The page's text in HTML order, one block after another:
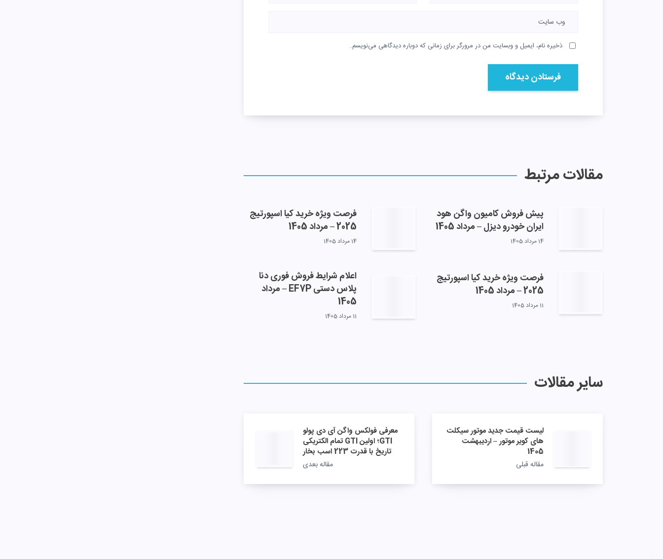
ذخیره نام، ایمیل و وبسایت من در مرورگر برای زمانی که دوباره دیدگاهی می‌نویسم.
مقالات مرتبط
پیش فروش کامیون واگن هود
ایران خودرو دیزل – مرداد 1405
14 مرداد 1405
فرصت ویژه خرید کیا اسپورتیج
2025 – مرداد 1405
14 مرداد 1405
فرصت ویژه خرید کیا اسپورتیج
2025 – مرداد 1405
11 مرداد 1405
اعلام شرایط فروش فوری دنا
پلاس دستی EF7P – مرداد
1405
11 مرداد 1405
سایر مقالات
معرفی فولکس واگن آی دی پولو
GTI؛ اولین GTI تمام الکتریکی
تاریخ با قدرت 223 اسب بخار
مقاله بعدی
لیست قیمت جدید موتور سیکلت
های کویر موتور – اردیبهشت
1405
مقاله قبلی